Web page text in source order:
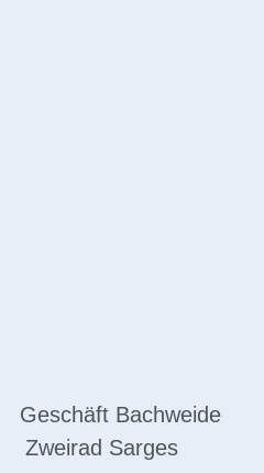
Geschäft Bachweide
Zweirad Sarges